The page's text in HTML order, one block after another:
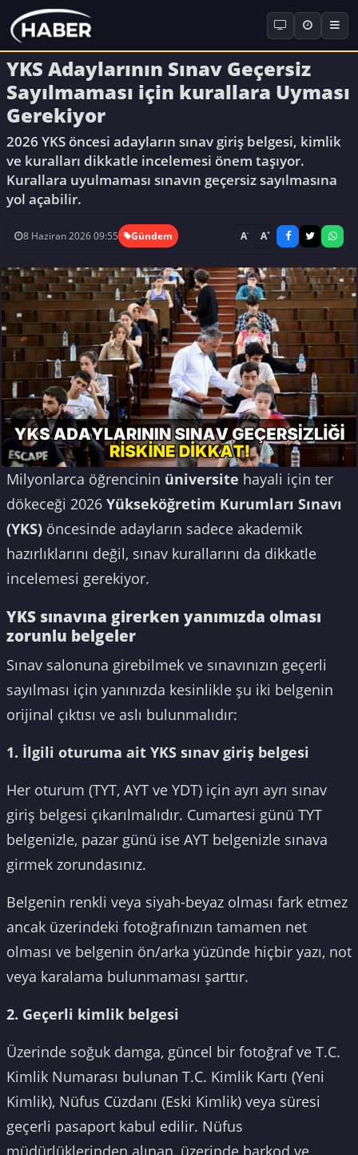
YKS Adaylarının Sınav Geçersiz
Sayılmaması için kurallara Uyması
Gerekiyor
2026 YKS öncesi adayların sınav giriş belgesi, kimlik
ve kuralları dikkatle incelemesi önem taşıyor.
Kurallara uyulmaması sınavın geçersiz sayılmasına
yol açabilir.
8 Haziran 2026 09:55 Gündem A- A+
Milyonlarca öğrencinin üniversite hayali için ter
dökeceği 2026 Yükseköğretim Kurumları Sınavı
(YKS) öncesinde adayların sadece akademik
hazırlıklarını değil, sınav kurallarını da dikkatle
incelemesi gerekiyor.
YKS sınavına girerken yanımızda olması
zorunlu belgeler
Sınav salonuna girebilmek ve sınavınızın geçerli
sayılması için yanınızda kesinlikle şu iki belgenin
orijinal çıktısı ve aslı bulunmalıdır:
1. İlgili oturuma ait YKS sınav giriş belgesi
Her oturum (TYT, AYT ve YDT) için ayrı ayrı sınav
giriş belgesi çıkarılmalıdır. Cumartesi günü TYT
belgenizle, pazar günü ise AYT belgenizle sınava
girmek zorundasınız.
Belgenin renkli veya siyah-beyaz olması fark etmez
ancak üzerindeki fotoğrafınızın tamamen net
olması ve belgenin ön/arka yüzünde hiçbir yazı, not
veya karalama bulunmaması şarttır.
2. Geçerli kimlik belgesi
Üzerinde soğuk damga, güncel bir fotoğraf ve T.C.
Kimlik Numarası bulunan T.C. Kimlik Kartı (Yeni
Kimlik), Nüfus Cüzdanı (Eski Kimlik) veya süresi
geçerli pasaport kabul edilir. Nüfus